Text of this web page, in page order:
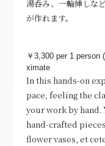
湯呑み、一輪挿しな
が作れます。
￥3,300 per 1 person
ximate
In this hands-on
pace, feeling the
your work by
hand-crafted
flower vases, et